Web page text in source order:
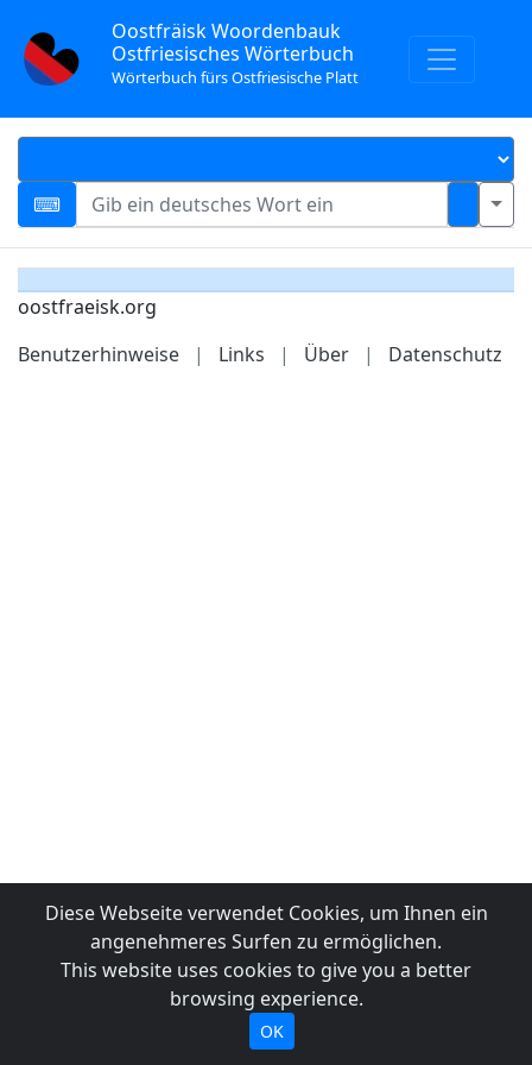
Oostfräisk Woordenbauk
Ostfriesisches Wörterbuch
Wörterbuch fürs Ostfriesische Platt
oostfraeisk.org
Benutzerhinweise
| Links | Über | Datenschutz
Diese Webseite verwendet Cookies, um Ihnen ein
angenehmeres Surfen zu ermöglichen.
This website uses cookies to give you a better
browsing experience.
OK